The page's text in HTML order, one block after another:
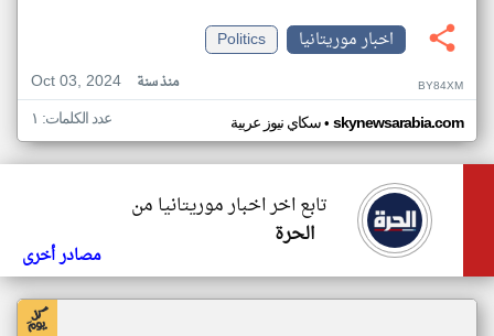
اخبار موريتانيا
Politics
Oct 03, 2024
منذ سنة BY84XM
سكاي نيوز عربية• skynewsarabia.com عدد الكلمات: ١
تابع اخر اخبار موريتانيا من
الحرة
مصادر أخرى